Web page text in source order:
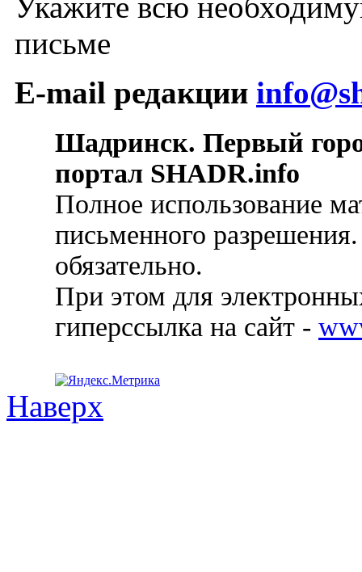
письме
E-mail редакции
Шадринск. Первый
портал SHADR.info
Полное использование
письменного
обязательно.
При этом для
гиперссылка на сайт -
Наверх